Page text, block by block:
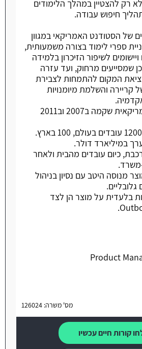
רק להצטיין במהלך הלימודים
חיפוש עבודה.
של הסטודנט האמריקאי במגוון
ספרי לימוד בצורה משמעותית,
לשיפור הזיכרון בלמידה
שמסייעים מרחוק, ועד עזרה
המקום להתמחות לצבירת
של קריירה והשלמת מיומנויות
מדובר על חברה אמריקאית שקמה ב2007 וב2011
במיליארד דולר.
כיום עובדים מהבית ולאחר
משרד.
מנוסה היטב עם נסיון בניהול
בלעדית על מוצר הן לצד
מס' משרה: 126024
קורות חיים עכשיו